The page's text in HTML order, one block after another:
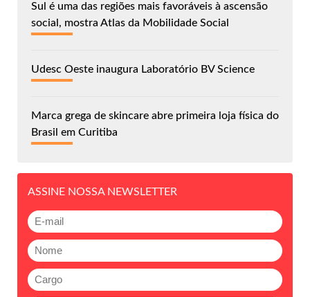
Sul é uma das regiões mais favoráveis à ascensão
social, mostra Atlas da Mobilidade Social
Udesc Oeste inaugura Laboratório BV Science
Marca grega de skincare abre primeira loja física do
Brasil em Curitiba
ASSINE NOSSA NEWSLETTER